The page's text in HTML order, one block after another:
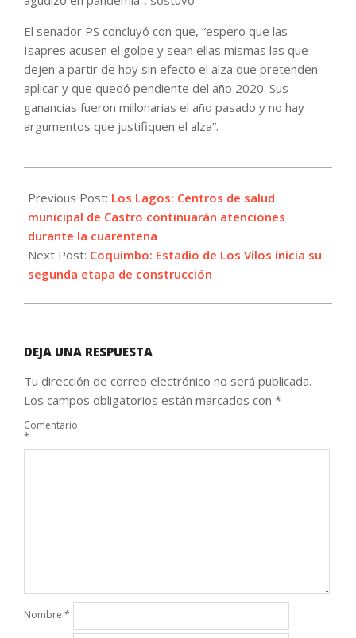
El senador PS concluyó con que, “espero que las
Isapres acusen el golpe y sean ellas mismas las que
dejen a partir de hoy sin efecto el alza que pretenden
aplicar y que quedó pendiente del año 2020. Sus
ganancias fueron millonarias el año pasado y no hay
argumentos que justifiquen el alza”.
05-
20
Previous Post: Los Lagos: Centros de salud
municipal de Castro continuarán atenciones
durante la cuarentena
Next Post: Coquimbo: Estadio de Los Vilos inicia su
segunda etapa de construcción
DEJA UNA RESPUESTA
Tu dirección de correo electrónico no será publicada.
Los campos obligatorios están marcados con *
Comentario
*
Nombre *